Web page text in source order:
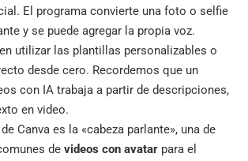
El programa convierte una foto o selfie
y se puede agregar la propia voz.
utilizar las plantillas personalizables o
desde cero. Recordemos que un
con IA trabaja a partir de descripciones,
en video.
Canva es la «cabeza parlante», una de
de videos con avatar para el